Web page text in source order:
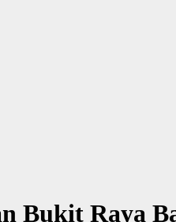
Bukit Raya